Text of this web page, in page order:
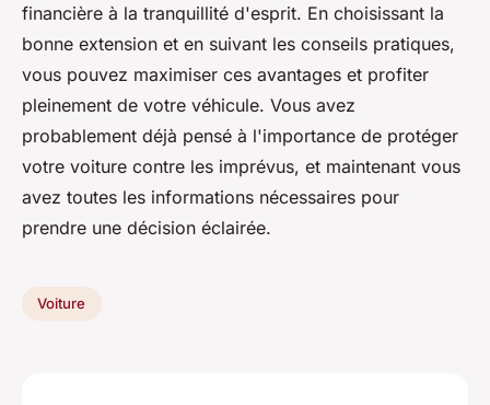
financière à la tranquillité d'esprit. En choisissant la
bonne extension et en suivant les conseils pratiques,
vous pouvez maximiser ces avantages et profiter
pleinement de votre véhicule. Vous avez
probablement déjà pensé à l'importance de protéger
votre voiture contre les imprévus, et maintenant vous
avez toutes les informations nécessaires pour
prendre une décision éclairée.
Voiture